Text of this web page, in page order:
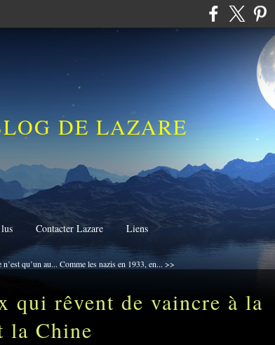
DE LAZARE
Contacter Lazare Liens
qu’un au... Comme les nazis en 1933, en... >>
qui rêvent de vaincre à la
la Chine